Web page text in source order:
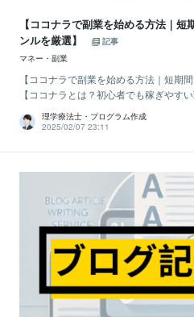
【ココナラで副業を始める方法｜
ンルを厳選】
記事
マネー・副業
【ココナラで副業を始める方法｜短期
【ココナラとは？初心者でも稼ぎやす
理学療法士・プログラム作成
2025/02/07 23:11